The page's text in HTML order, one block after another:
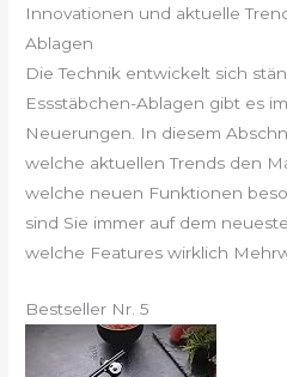
Innovationen und aktuelle
Ablagen
Die Technik entwickelt sich
Essstäbchen-Ablagen gibt es
Neuerungen. In diesem
welche aktuellen Trends den
welche neuen Funktionen
sind Sie immer auf dem
welche Features wirklich
Bestseller Nr. 5